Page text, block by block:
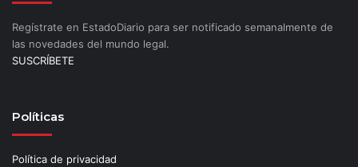
Regístrate en EstadoDiario para ser notificado semanalmente de
las novedades del mundo legal.
SUSCRÍBETE
Políticas
Política de privacidad